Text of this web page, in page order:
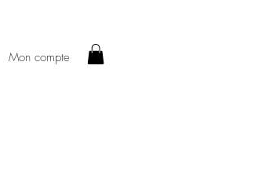
Mon compte